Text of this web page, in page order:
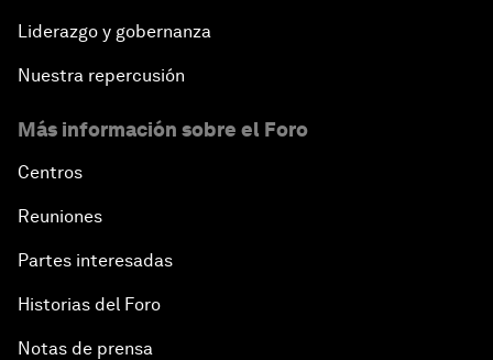
Liderazgo y gobernanza
Nuestra repercusión
Más información sobre el Foro
Centros
Reuniones
Partes interesadas
Historias del Foro
Notas de prensa